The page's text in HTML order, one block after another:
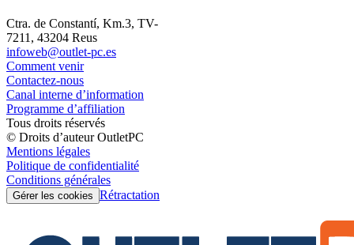
Ctra. de Constantí, Km.3, TV-
7211, 43204 Reus
infoweb@outlet-pc.es
Comment venir
Contactez-nous
Canal interne d’information
Programme d’affiliation
Tous droits réservés
© Droits d’auteur OutletPC
Mentions légales
Politique de confidentialité
Conditions générales
Gérer les cookies Rétractation